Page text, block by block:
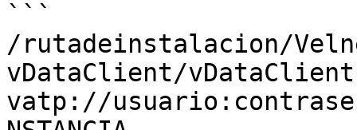
```
/rutadeinstalacion/
vDataClient/
vatp://